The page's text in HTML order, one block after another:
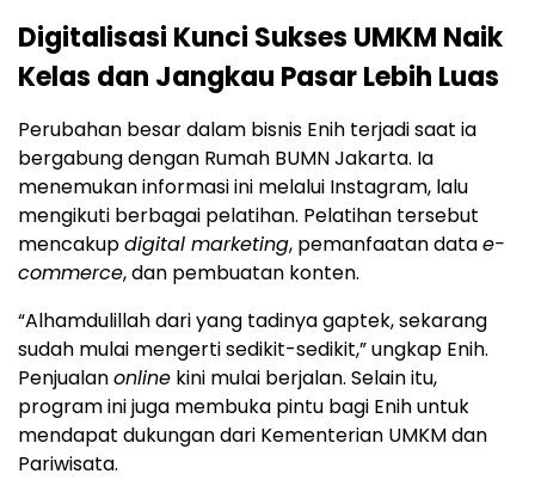
Digitalisasi Kunci Sukses UMKM Naik
Kelas dan Jangkau Pasar Lebih Luas
Perubahan besar dalam bisnis Enih terjadi saat ia
bergabung dengan Rumah BUMN Jakarta. Ia
menemukan informasi ini melalui Instagram, lalu
mengikuti berbagai pelatihan. Pelatihan tersebut
mencakupdigital marketing, pemanfaatan datae-
commerce, dan pembuatan konten.
“Alhamdulillah dari yang tadinya gaptek, sekarang
sudah mulai mengerti sedikit-sedikit,” ungkap Enih.
Penjualanonline kini mulai berjalan. Selain itu,
program ini juga membuka pintu bagi Enih untuk
mendapat dukungan dari Kementerian UMKM dan
Pariwisata.